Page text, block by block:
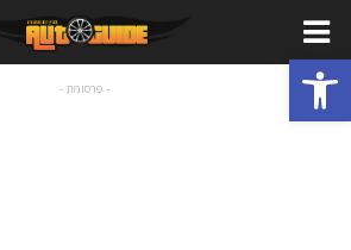
פתח סרגל נגישות - פרסומת -